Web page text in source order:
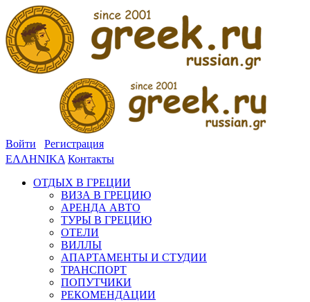
Войти
Регистрация
ΕΛΛΗΝΙΚΑ Контакты
ОТДЫХ В ГРЕЦИИ
ВИЗА В ГРЕЦИЮ
АРЕНДА АВТО
ТУРЫ В ГРЕЦИЮ
ОТЕЛИ
ВИЛЛЫ
АПАРТАМЕНТЫ И СТУДИИ
ТРАНСПОРТ
ПОПУТЧИКИ
РЕКОМЕНДАЦИИ